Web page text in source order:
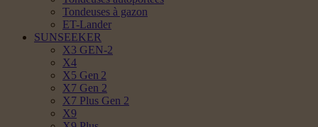
Tondeuses à gazon
ET-Lander
SUNSEEKER
X3 GEN-2
X4
X5 Gen 2
X7 Gen 2
X7 Plus Gen 2
X9